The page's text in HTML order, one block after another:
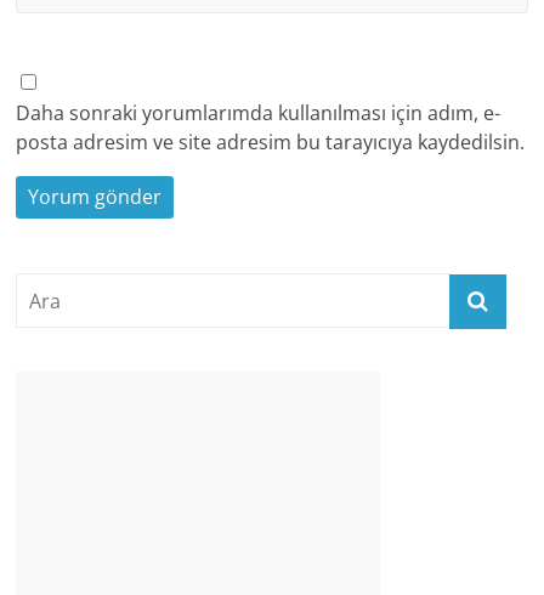
Daha sonraki yorumlarımda kullanılması için adım, e-
posta adresim ve site adresim bu tarayıcıya kaydedilsin.